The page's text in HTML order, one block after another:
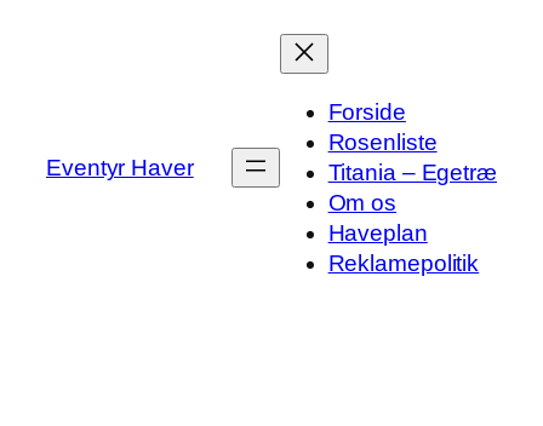
Eventyr Haver
Forside
Rosenliste
Titania – Egetræ
Om os
Haveplan
Reklamepolitik